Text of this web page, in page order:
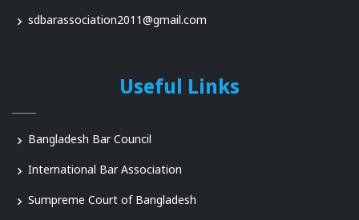
sdbarassociation2011@gmail.com
Useful Links
Bangladesh Bar Council
International Bar Association
Sumpreme Court of Bangladesh